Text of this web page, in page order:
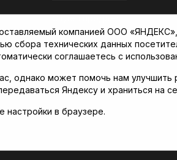
Отдел продаж:
(3452) 68-89-78
kotovaev@sibinformburo.ru
компанией ООО «ЯНДЕКС»,
сбора технических данных
соглашаетесь с
однако может помочь нам улучшить
Яндексу и храниться на
настройки в браузере.